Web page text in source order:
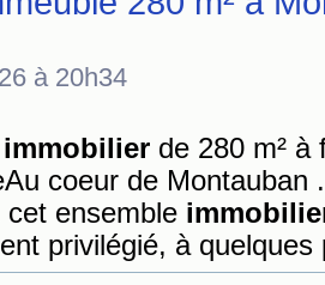
à 20h34
immobilier de 280 m² à
coeur de Montauban
cet ensemble
privilégié, à quelques